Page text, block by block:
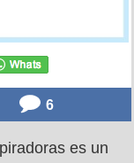
6
es un